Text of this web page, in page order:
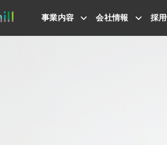
事業内容 会社情報 採